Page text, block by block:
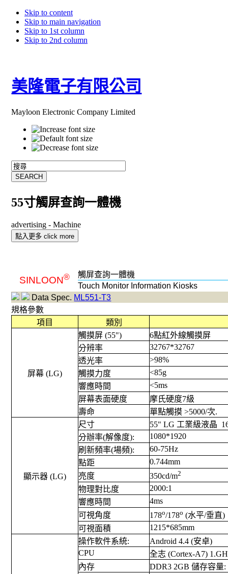
Skip to content
Skip to main navigation
Skip to 1st column
Skip to 2nd column
美隆電子有限公司
Mayloon Electronic Company Limited
55寸觸屏查詢一體機
advertising -Machine
點入更多 click more
SINLOON® 觸屏查詢一體機
Touch Monitor Information Kiosks
Data Spec. ML551-T3
規格參數
項目
類別
屏幕 (LG)
觸摸屏 (55")
6點紅外線觸摸屏
分辨率
32767*32767
透光率
>98%
觸摸力度
<85g
響應時間
<5ms
屏幕表面硬度
摩氏硬度7級
壽命
單點觸摸 >5000/次.
顯示器 (LG)
尺寸
55" LG 工業級液晶
分辦率(解像度):
1080*1920
刷新頻率(場頻):
60-75Hz
點距
0.744mm
亮度
350cd/m2
物理對比度
2000:1
響應時間
4ms
可視角度
178o/178o (水平/垂直)
可視面積
1215*685mm
操作軟件系統:
Android 4.4 (安卓)
CPU
全志 (Cortex-A7)
內存
DDR3 2GB 儲存容量